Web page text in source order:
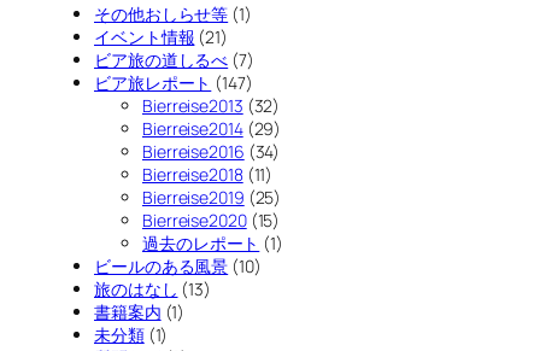
その他おしらせ等 (1)
イベント情報 (21)
ビア旅の道しるべ (7)
ビア旅レポート (147)
Bierreise2013 (32)
Bierreise2014(29)
Bierreise2016 (34)
Bierreise2018(11)
Bierreise2019 (25)
Bierreise2020(15)
過去のレポート (1)
ビールのある風景 (10)
旅のはなし (13)
書籍案内 (1)
未分類(1)